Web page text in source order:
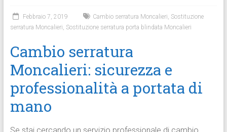
Febbraio 7, 2019 Cambio serratura Moncalieri, Sostituzione
serratura Moncalieri, Sostituzione serratura porta blindata Moncalieri
Cambio serratura
Moncalieri: sicurezza e
professionalità a portata di
mano